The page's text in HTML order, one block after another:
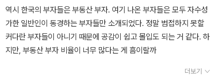
역시 한국의 부자들은 부동산 부자. 여기 나온 부자들은 모두 자수성
가한 일반인이 동경하는 부자들만 소개되었다. 정말 범접하지 못할
커다란 부자들이 아니기 때문에 공감이 쉽고 몰입도 되는 거 같다. 하
지만, 부동산 부자 비율이 너무 많다는 게 흠이랄까
더보기